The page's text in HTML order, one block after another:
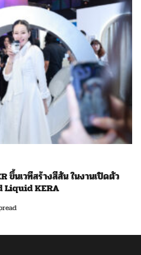
ขึ้นเวทีสร้างสีสัน ในงานเปิดตัว
Liquid KERA